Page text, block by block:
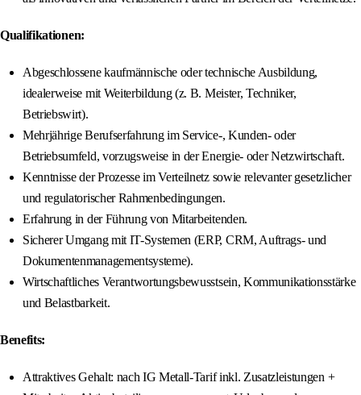
Qualifikationen:
Abgeschlossene kaufmännische oder technische Ausbildung,
idealerweise mit Weiterbildung (z. B. Meister, Techniker,
Betriebswirt).
Mehrjährige Berufserfahrung im Service-, Kunden- oder
Betriebsumfeld, vorzugsweise in der Energie- oder Netzwirtschaft.
Kenntnisse der Prozesse im Verteilnetz sowie relevanter gesetzlicher
und regulatorischer Rahmenbedingungen.
Erfahrung in der Führung von Mitarbeitenden.
Sicherer Umgang mit IT-Systemen (ERP, CRM, Auftrags- und
Dokumentenmanagementsysteme).
Wirtschaftliches Verantwortungsbewusstsein, Kommunikationsstärke
und Belastbarkeit.
Benefits:
Attraktives Gehalt: nach IG Metall‑Tarif inkl. Zusatzleistungen +